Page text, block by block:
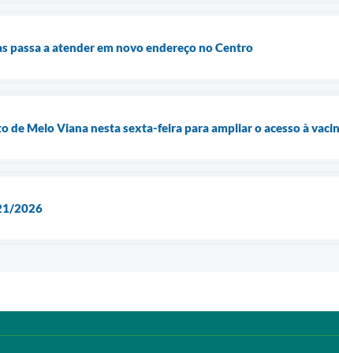
passa a atender em novo endereço no Centro
de Melo Viana nesta sexta-feira para ampliar o acesso à
2026